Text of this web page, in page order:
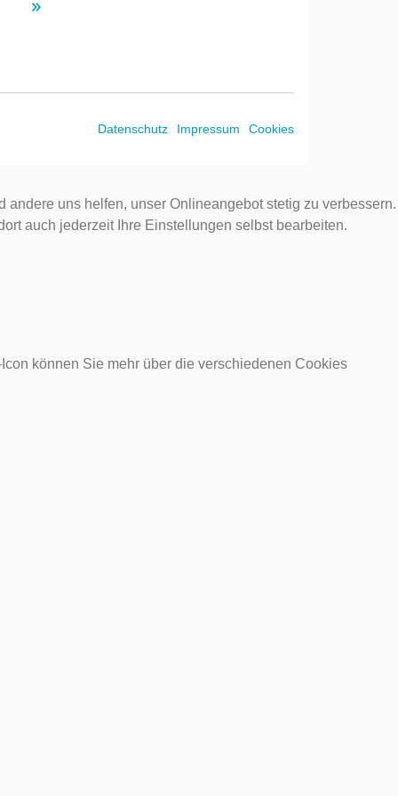
Datenschutz Impressum Cookies
uns helfen, unser Onlineangebot stetig zu verbessern.
auch jederzeit Ihre Einstellungen selbst bearbeiten.
können Sie mehr über die verschiedenen Cookies